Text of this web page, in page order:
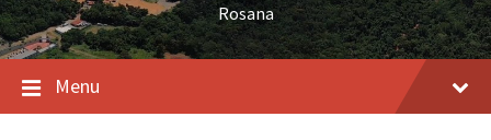
Rosana
Menu